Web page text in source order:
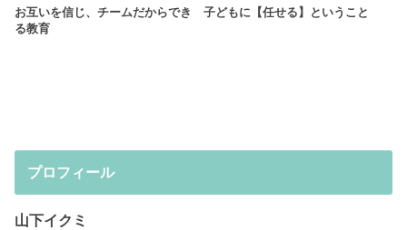
お互いを信じ、チームだからでき
る教育
子どもに【任せる】ということ
プロフィール
山下イクミ